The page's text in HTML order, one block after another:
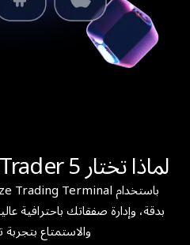
لماذا تختار MetaTrader 5؟
بدقة، وإدارة صفقاتك باحترافية
والاستمتاع